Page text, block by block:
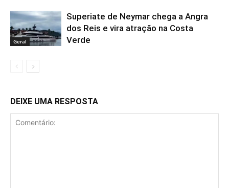
Geral
Superiate de Neymar chega a Angra
dos Reis e vira atração na Costa
Verde
DEIXE UMA RESPOSTA